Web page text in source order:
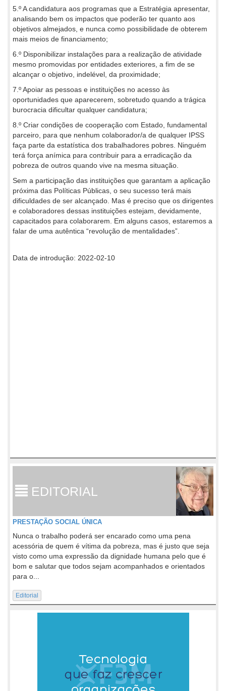
5.º A candidatura aos programas que a Estratégia apresentar,
analisando bem os impactos que poderão ter quanto aos
objetivos almejados, e nunca como possibilidade de obterem
mais meios de financiamento;
6.º Disponibilizar instalações para a realização de atividade
mesmo promovidas por entidades exteriores, a fim de se
alcançar o objetivo, indelével, da proximidade;
7.º Apoiar as pessoas e instituições no acesso às
oportunidades que aparecerem, sobretudo quando a trágica
burocracia dificultar qualquer candidatura;
8.º Criar condições de cooperação com Estado, fundamental
parceiro, para que nenhum colaborador/a de qualquer IPSS
faça parte da estatística dos trabalhadores pobres. Ninguém
terá força anímica para contribuir para a erradicação da
pobreza de outros quando vive na mesma situação.
Sem a participação das instituições que garantam a aplicação
próxima das Políticas Públicas, o seu sucesso terá mais
dificuldades de ser alcançado. Mas é preciso que os dirigentes
e colaboradores dessas instituições estejam, devidamente,
capacitados para colaborarem. Em alguns casos, estaremos a
falar de uma autêntica “revolução de mentalidades”.
Data de introdução: 2022-02-10
EDITORIAL
PRESTAÇÃO SOCIAL ÚNICA
Nunca o trabalho poderá ser encarado como uma pena
acessória de quem é vítima da pobreza, mas é justo que seja
visto como uma expressão da dignidade humana pelo que é
bom e salutar que todos sejam acompanhados e orientados
para o...
Editorial